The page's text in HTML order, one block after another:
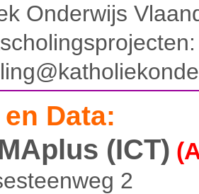
Onderwijs
Data:
(ICT)
2